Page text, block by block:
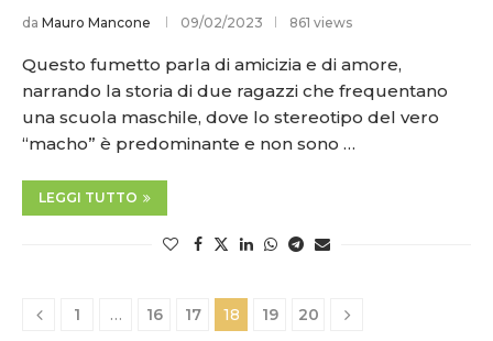
da Mauro Mancone 09/02/2023 861 views
Questo fumetto parla di amicizia e di amore,
narrando la storia di due ragazzi che frequentano
una scuola maschile, dove lo stereotipo del vero
“macho” è predominante e non sono …
LEGGI TUTTO
1 … 16 17 18 19 20